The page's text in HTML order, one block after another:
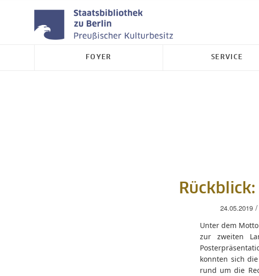
FOYER SERVICE
24.05.2019 /
Unter dem
zur zweiten
konnten sich
rund um die